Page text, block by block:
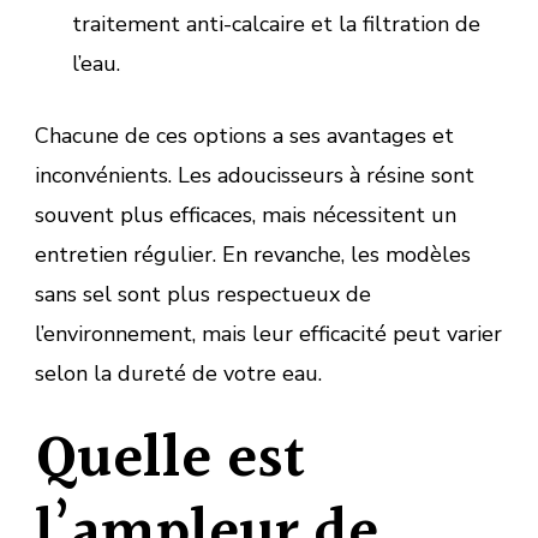
traitement anti-calcaire et la filtration de
l’eau.
Chacune de ces options a ses avantages et
inconvénients. Les adoucisseurs à résine sont
souvent plus efficaces, mais nécessitent un
entretien régulier. En revanche, les modèles
sans sel sont plus respectueux de
l’environnement, mais leur efficacité peut varier
selon la dureté de votre eau.
Quelle est